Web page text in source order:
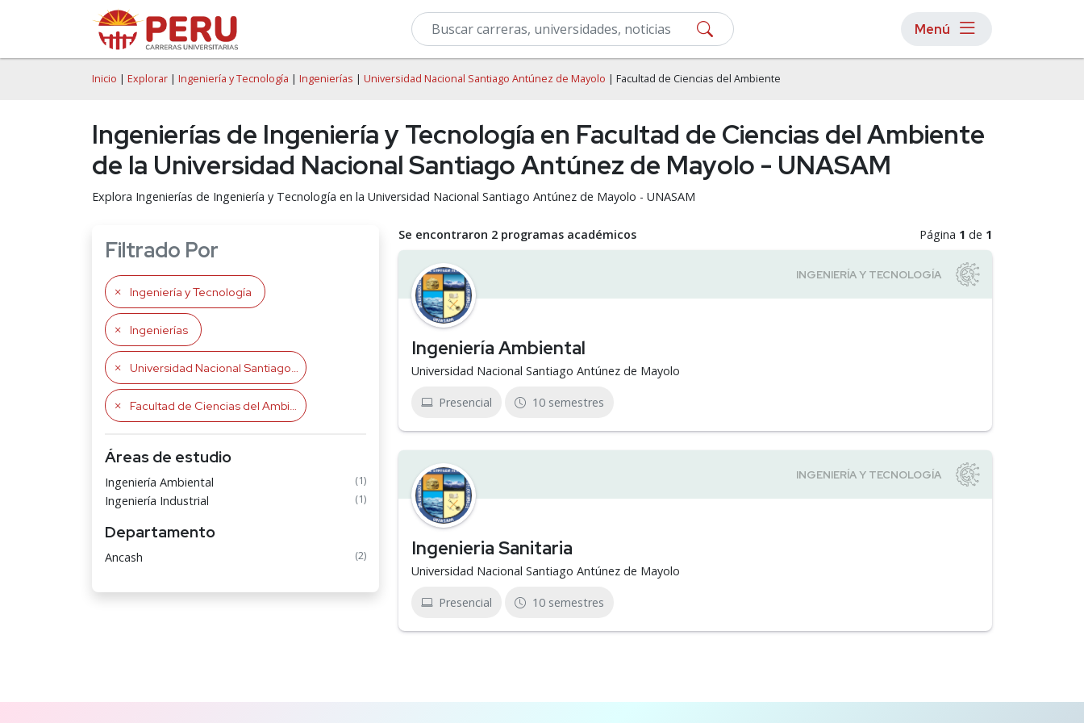
Menú
Inicio | Explorar | Ingeniería y Tecnología | Ingenierías | Universidad Nacional Santiago Antúnez de Mayolo | Facultad de Ciencias del Ambiente
Ingenierías de Ingeniería y Tecnología en Facultad de Ciencias del Ambiente
de la Universidad Nacional Santiago Antúnez de Mayolo - UNASAM
Explora Ingenierías de Ingeniería y Tecnología en la Universidad Nacional Santiago Antúnez de Mayolo - UNASAM
Filtrado Por
Ingeniería y Tecnología
Ingenierías
Universidad Nacional Santiago Antúnez de Mayolo
Facultad de Ciencias del Ambiente
Áreas de estudio
Ingeniería Ambiental (1)
Ingeniería Industrial (1)
Departamento
Ancash (2)
Se encontraron 2 programas académicos Página 1 de 1
Ingeniería Ambiental
Universidad Nacional Santiago Antúnez de Mayolo
Presencial 10 semestres
Ingenieria Sanitaria
Universidad Nacional Santiago Antúnez de Mayolo
Presencial 10 semestres